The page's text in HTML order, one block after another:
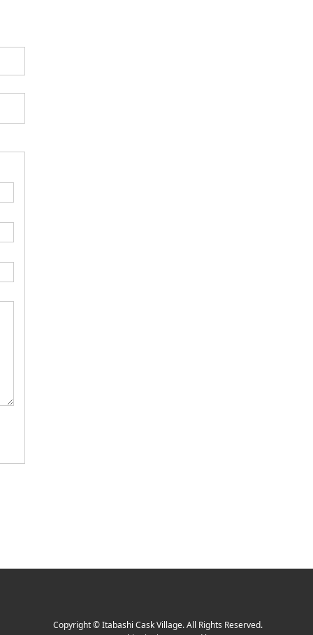
Copyright©Itabashi Cask Village. All Rights Reserved.